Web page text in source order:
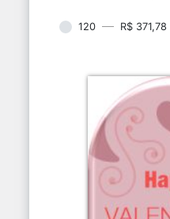
120 R$ 371,78